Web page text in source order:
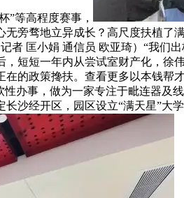
”等高程度赛事，
旁骛地立异成长？高尺度扶植
者 匡小娟 通信员 欧亚琦）“我们
短短一年内从尝试室财产化，徐
的政策搀扶。查看更多以本钱
办事，做为一家专注于毗连器
沙经开区，园区设立“满天星”